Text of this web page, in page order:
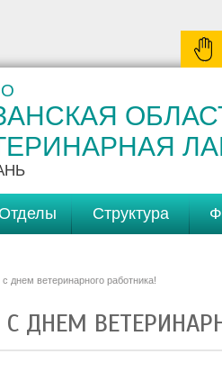
Структура
днем ветеринарного работника!
ДНЕМ